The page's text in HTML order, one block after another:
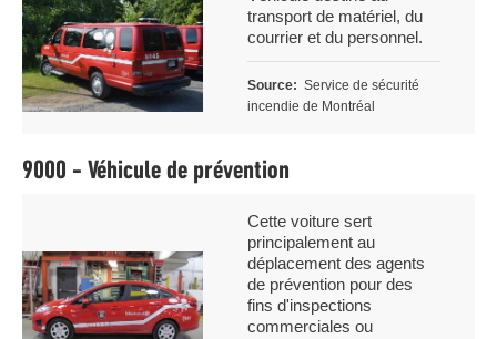
transport de matériel, du
courrier et du personnel.
Source
Service de sécurité
incendie de Montréal
9000 - Véhicule de prévention
Image
Légende
Cette voiture sert
principalement au
déplacement des agents
de prévention pour des
fins d'inspections
commerciales ou